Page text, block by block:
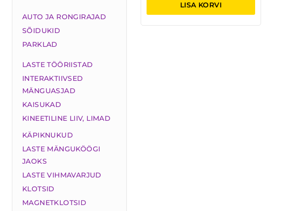
LISA KORVI
AUTO JA RONGIRAJAD
SÕIDUKID
PARKLAD
LASTE TÖÖRIISTAD
INTERAKTIIVSED
MÄNGUASJAD
KAISUKAD
KINEETILINE LIIV, LIMAD
KÄPIKNUKUD
LASTE MÄNGUKÖÖGI
JAOKS
LASTE VIHMAVARJUD
KLOTSID
MAGNETKLOTSID